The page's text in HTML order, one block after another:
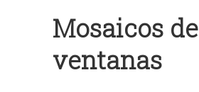
Mosaicos de
ventanas